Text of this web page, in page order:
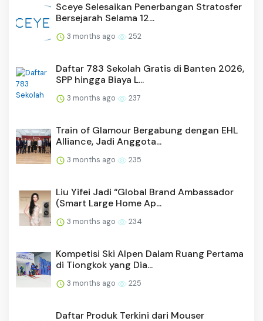
Sceye Selesaikan Penerbangan Stratosfer
Bersejarah Selama 12...
3 months ago 252
Daftar 783 Sekolah Gratis di Banten 2026,
SPP hingga Biaya L...
3 months ago 237
Train of Glamour Bergabung dengan EHL
Alliance, Jadi Anggota...
3 months ago 235
Liu Yifei Jadi “Global Brand Ambassador
(Smart Large Home Ap...
3 months ago 234
Kompetisi Ski Alpen Dalam Ruang Pertama
di Tiongkok yang Dia...
3 months ago 225
Daftar Produk Terkini dari Mouser